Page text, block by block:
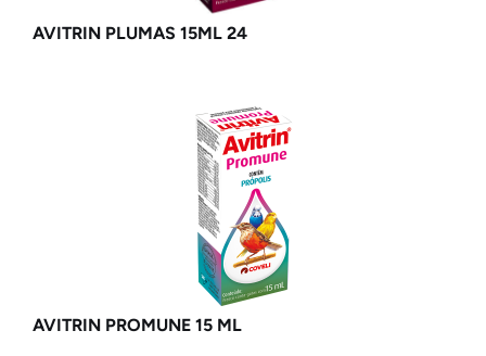
AVITRIN PLUMAS 15ML 24
AVITRIN PROMUNE 15 ML